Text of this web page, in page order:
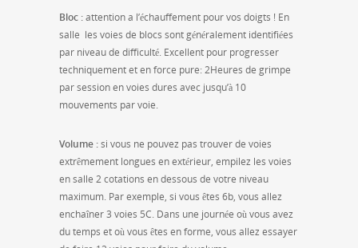
Bloc :attention a l’échauffement pour vos doigts ! En
salle les voies de blocs sont généralement identifiées
par niveau de difficulté. Excellent pour progresser
techniquement et en force pure: 2Heures de grimpe
par session en voies dures avec jusqu’à 10
mouvements par voie.
Volume :si vous ne pouvez pas trouver de voies
extrêmement longues en extérieur, empilez les voies
en salle 2 cotations en dessous de votre niveau
maximum. Par exemple, si vous êtes 6b, vous allez
enchaîner 3 voies 5C. Dans une journée où vous avez
du temps et où vous êtes en forme, vous allez essayer